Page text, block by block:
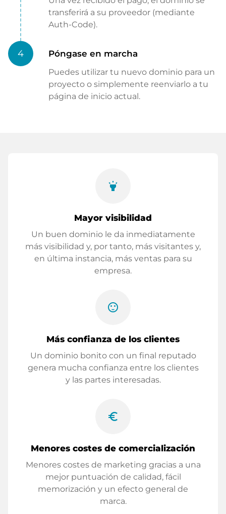
transferirá a su proveedor (mediante
Auth-Code).
4 Póngase en marcha
Puedes utilizar tu nuevo dominio para un
proyecto o simplemente reenviarlo a tu
página de inicio actual.
highlight
Mayor visibilidad
Un buen dominio le da inmediatamente
más visibilidad y, por tanto, más visitantes y,
en última instancia, más ventas para su
empresa.
sentiment_satisfied
Más confianza de los clientes
Un dominio bonito con un final reputado
genera mucha confianza entre los clientes
y las partes interesadas.
euro_symbol
Menores costes de comercialización
Menores costes de marketing gracias a una
mejor puntuación de calidad, fácil
memorización y un efecto general de
marca.